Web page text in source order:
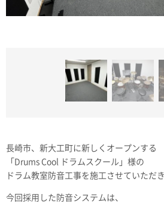
長崎市、新大工町に新しくオープンする
「Drums Cool ドラムスクール」様の
ドラム教室防音工事を施工させていただ
今回採用した防音システムは、